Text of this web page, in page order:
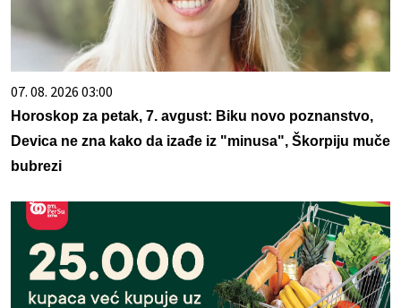
07. 08. 2026 03:00
Horoskop za petak, 7. avgust: Biku novo poznanstvo,
Devica ne zna kako da izađe iz "minusa", Škorpiju muče
bubrezi